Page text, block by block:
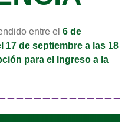
entre el 6 de
17 de septiembre a las 18
para el Ingreso a la